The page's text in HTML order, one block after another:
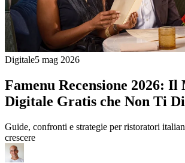
Digitale5 mag 2026
Famenu Recensione 2026: Il
Digitale Gratis che Non Ti
Guide, confronti e strategie per ristoratori
crescere